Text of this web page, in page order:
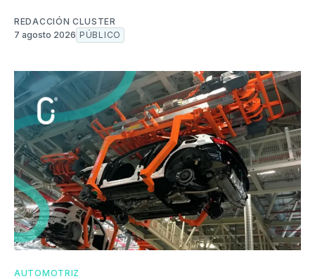
REDACCIÓN CLUSTER
7 agosto 2026 PÚBLICO
AUTOMOTRIZ